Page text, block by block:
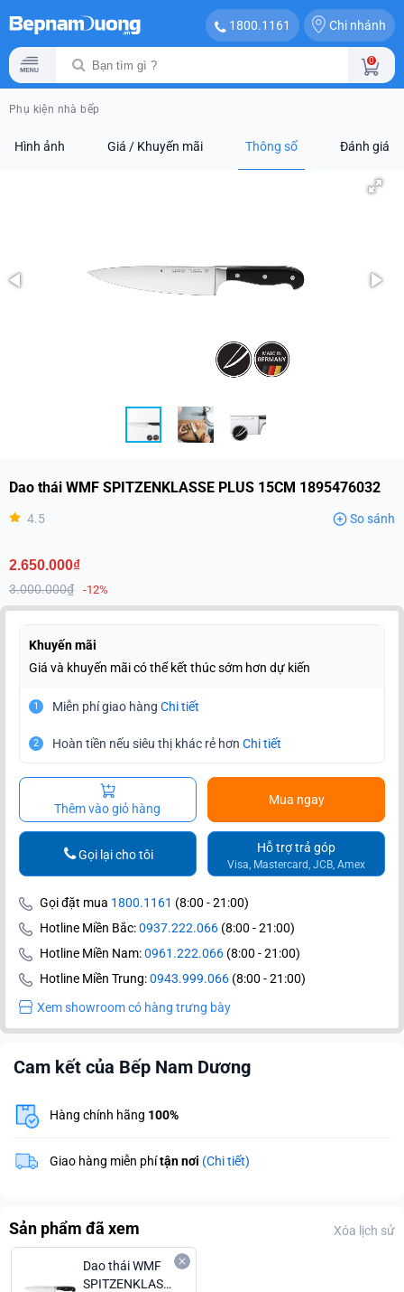
1800.1161 Chi nhánh
0
Phụ kiện nhà bếp
Hình ảnh Giá / Khuyến mãi Thông số Đánh giá
Dao thái WMF SPITZENKLASSE PLUS 15CM 1895476032
4.5 So sánh
2.650.000₫
3.000.000₫ -12%
Khuyến mãi
Giá và khuyến mãi có thể kết thúc sớm hơn dự kiến
1 Miễn phí giao hàng Chi tiết
2 Hoàn tiền nếu siêu thị khác rẻ hơn Chi tiết
Thêm vào giỏ hàng
Mua ngay
Hỗ trợ trả góp
Visa, Mastercard, JCB, Amex
Gọi lại cho tôi
Gọi đặt mua 1800.1161 (8:00 - 21:00)
Hotline Miền Bắc:0937.222.066 (8:00 - 21:00)
Hotline Miền Nam:0961.222.066 (8:00 - 21:00)
Hotline Miền Trung:0943.999.066 (8:00 - 21:00)
Xem showroom có hàng trưng bày
Cam kết của Bếp Nam Dương
Hàng chính hãng 100%
Giao hàng miễn phítận nơi (Chi tiết)
Sản phẩm đã xem Xóa lịch sử
Dao thái WMF
SPITZENKLASSE